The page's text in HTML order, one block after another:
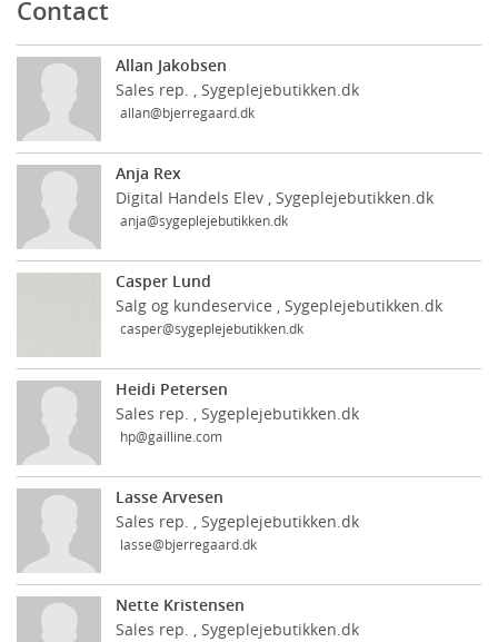
Contact
Allan Jakobsen
Sales rep. , Sygeplejebutikken.dk
allan@bjerregaard.dk
Anja Rex
Digital Handels Elev , Sygeplejebutikken.dk
anja@sygeplejebutikken.dk
Casper Lund
Salg og kundeservice , Sygeplejebutikken.dk
casper@sygeplejebutikken.dk
Heidi Petersen
Sales rep. , Sygeplejebutikken.dk
hp@gailline.com
Lasse Arvesen
Sales rep. , Sygeplejebutikken.dk
lasse@bjerregaard.dk
Nette Kristensen
Sales rep. , Sygeplejebutikken.dk